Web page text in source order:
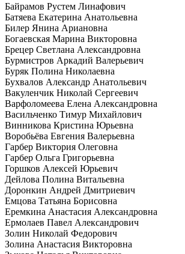
Байрамов Рустем Линафович
Батяева Екатерина Анатольевна
Билер Янина Ариановна
Богаевская Марина Викторовна
Брецер Светлана Александровна
Бурмистров Аркадий Валерьевич
Буряк Полина Николаевна
Бухвалов Александр Анатольевич
Вакуленчик Николай Сергеевич
Варфоломеева Елена Александровна
Васильченко Тимур Михайлович
Винникова Кристина Юрьевна
Воробьёва Евгения Валерьевна
Гарбер Виктория Олеговна
Гарбер Ольга Григорьевна
Горшков Алексей Юрьевич
Дейлова Полина Витальевна
Доронкин Андрей Дмитриевич
Емцова Татьяна Борисовна
Еремкина Анастасия Александровна
Ермолаев Павел Александрович
Золин Николай Федорович
Золина Анастасия Викторовна